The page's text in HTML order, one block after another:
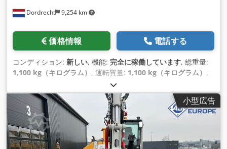
Dordrecht 9,254 km
価格情報 電話する
コンディション: 新しい, 機能: 完全に稼働しています, 総重量:
1,100 kg（キログラム） , 運転質量: 1,100 kg（キログラム） ,
2026
小型広告